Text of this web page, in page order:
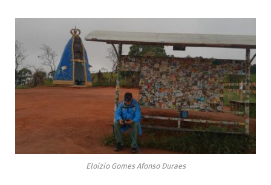
Eloizio Gomes Afonso Duraes